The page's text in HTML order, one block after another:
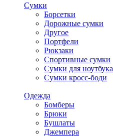
Сумки
Борсетки
Дорожные сумки
Другое
Портфели
Рюкзаки
Спортивные сумки
Сумки для ноутбука
Сумки кросс-боди
Одежда
Бомберы
Брюки
Бушлаты
Джемпера